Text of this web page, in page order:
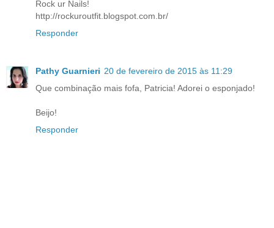
Rock ur Nails!
http://rockuroutfit.blogspot.com.br/
Responder
Pathy Guarnieri 20 de fevereiro de 2015 às 11:29
Que combinação mais fofa, Patricia! Adorei o esponjado!
Beijo!
Responder